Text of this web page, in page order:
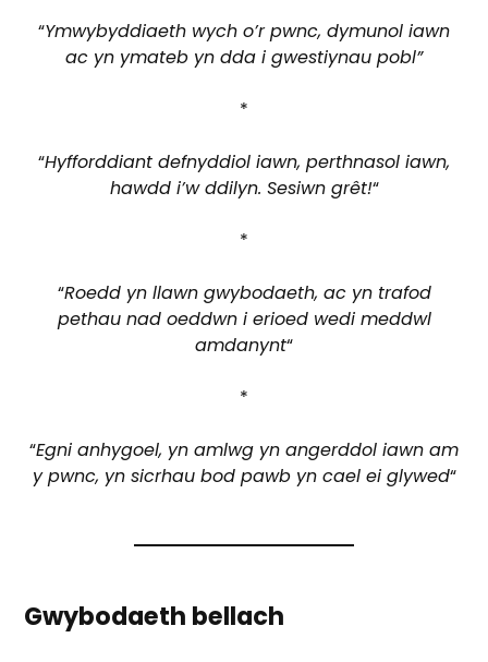
“Ymwybyddiaeth wych o’r pwnc, dymunol iawn
ac yn ymateb yn dda i gwestiynau pobl”
*
“Hyfforddiant defnyddiol iawn, perthnasol iawn,
hawdd i’w ddilyn. Sesiwn grêt!“
*
“Roedd yn llawn gwybodaeth, ac yn trafod
pethau nad oeddwn i erioed wedi meddwl
amdanynt“
*
“Egni anhygoel, yn amlwg yn angerddol iawn am
y pwnc, yn sicrhau bod pawb yn cael ei glywed“
Gwybodaeth bellach